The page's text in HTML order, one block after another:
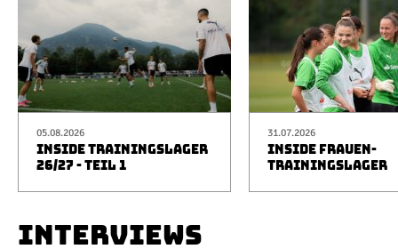
05.08.2026
INSIDE TRAININGSLAGER
26/27 - TEIL 1
31.07.2026
INSIDE FRAUEN-
TRAININGSLAGER
INTERVIEWS